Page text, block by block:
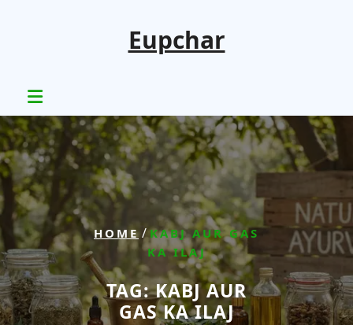
Eupchar
HOME /KABJ AUR GAS
KA ILAJ
TAG:KABJ AUR
GAS KA ILAJ